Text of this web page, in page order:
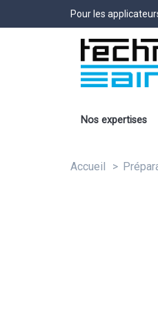
Pour les
Nos expertises
Accueil